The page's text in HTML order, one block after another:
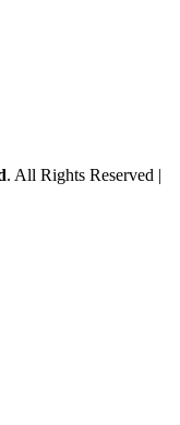
. All Rights Reserved |